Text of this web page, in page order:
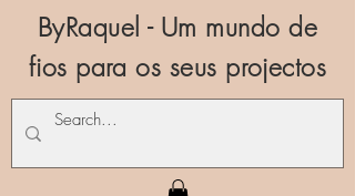
ByRaquel - Um mundo de
fios para os seus projectos